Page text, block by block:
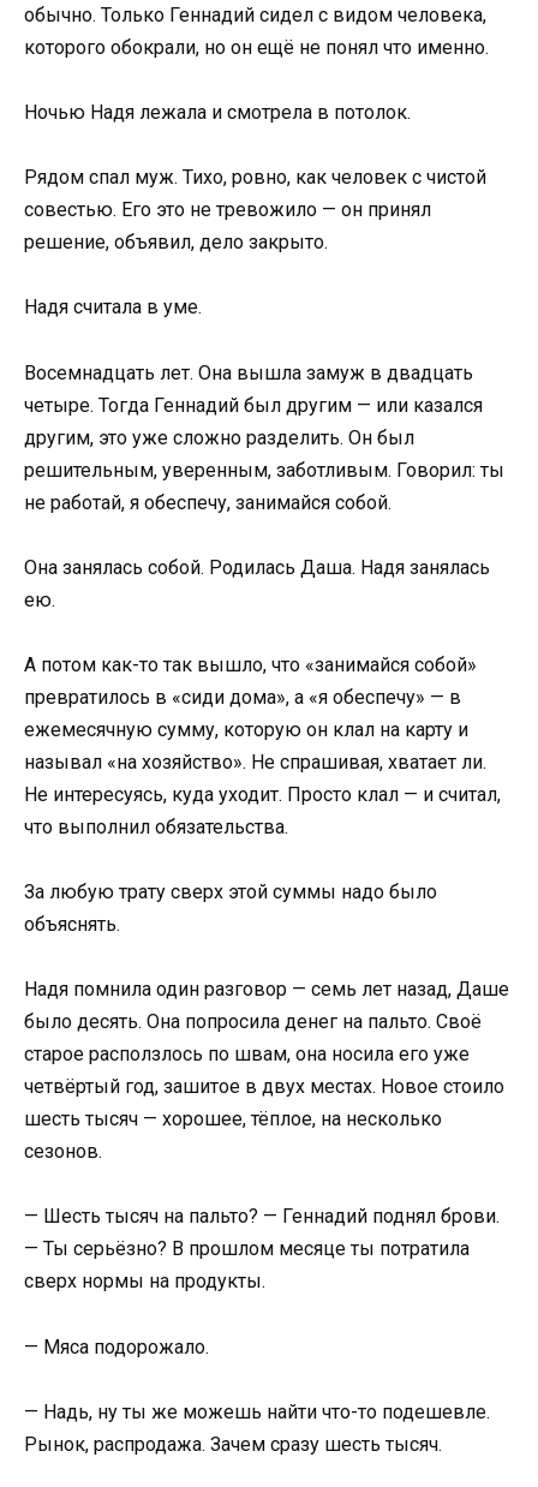
обычно. Только Геннадий сидел с видом человека,
которого обокрали, но он ещё не понял что именно.
Ночью Надя лежала и смотрела в потолок.
Рядом спал муж. Тихо, ровно, как человек с чистой
совестью. Его это не тревожило — он принял
решение, объявил, дело закрыто.
Надя считала в уме.
Восемнадцать лет. Она вышла замуж в двадцать
четыре. Тогда Геннадий был другим — или казался
другим, это уже сложно разделить. Он был
решительным, уверенным, заботливым. Говорил: ты
не работай, я обеспечу, занимайся собой.
Она занялась собой. Родилась Даша. Надя занялась
ею.
А потом как-то так вышло, что «занимайся собой»
превратилось в «сиди дома», а «я обеспечу» — в
ежемесячную сумму, которую он клал на карту и
называл «на хозяйство». Не спрашивая, хватает ли.
Не интересуясь, куда уходит. Просто клал — и считал,
что выполнил обязательства.
За любую трату сверх этой суммы надо было
объяснять.
Надя помнила один разговор — семь лет назад, Даше
было десять. Она попросила денег на пальто. Своё
старое расползлось по швам, она носила его уже
четвёртый год, зашитое в двух местах. Новое стоило
шесть тысяч — хорошее, тёплое, на несколько
сезонов.
— Шесть тысяч на пальто? — Геннадий поднял брови.
— Ты серьёзно? В прошлом месяце ты потратила
сверх нормы на продукты.
— Мяса подорожало.
— Надь, ну ты же можешь найти что-то подешевле.
Рынок, распродажа. Зачем сразу шесть тысяч.